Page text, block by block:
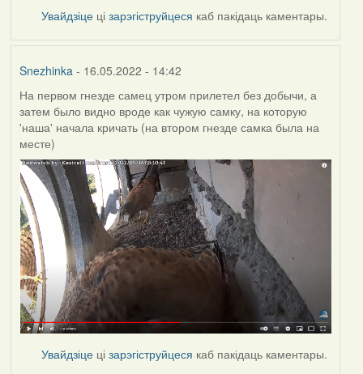
Увайдзіце цізарэгіструйцеся каб пакідаць каментары.
Snezhinka - 16.05.2022 - 14:42
На первом гнезде самец утром прилетел без добычи, а
затем было видно вроде как чужую самку, на которую
'наша' начала кричать (на втором гнезде самка была на
месте)
Увайдзіце цізарэгіструйцеся каб пакідаць каментары.